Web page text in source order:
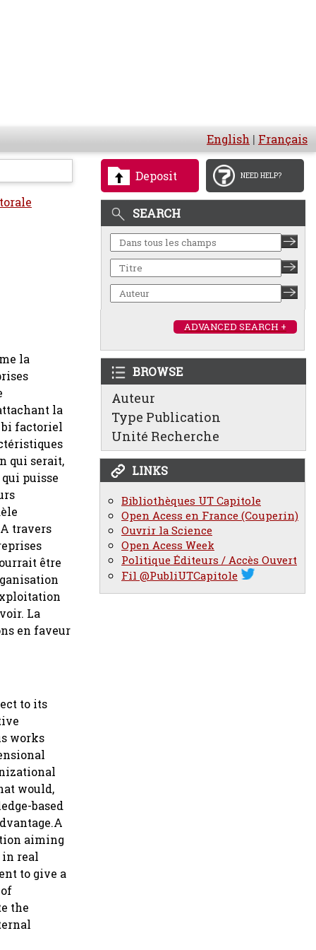
English | Français
Deposit NEED HELP?
SEARCH
ADVANCED SEARCH +
BROWSE
Auteur
Type Publication
Unité Recherche
LINKS
Bibliothèques UT Capitole
Open Acess en France (Couperin)
Ouvrir la Science
Open Acess Week
Politique Éditeurs / Accès Ouvert
Fil @PubliUTCapitole
la
la
bi factoriel
qui serait,
puisse
travers
être
La
en faveur
to its
works
would,
based
aiming
in real
to give a
the